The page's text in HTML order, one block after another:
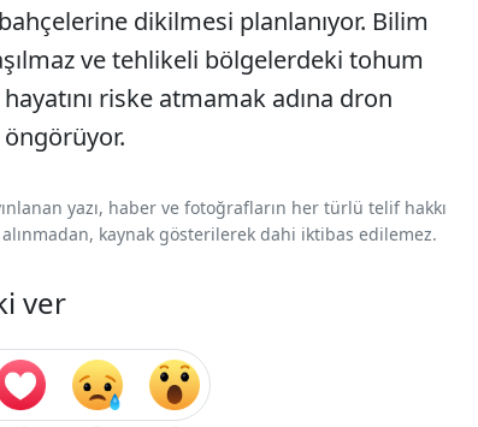
dikilmesi planlanıyor. Bilim
ve tehlikeli bölgelerdeki tohum
riske atmamak adına dron
yazı, haber ve fotoğrafların her türlü telif hakkı
kaynak gösterilerek dahi iktibas edilemez.
ver